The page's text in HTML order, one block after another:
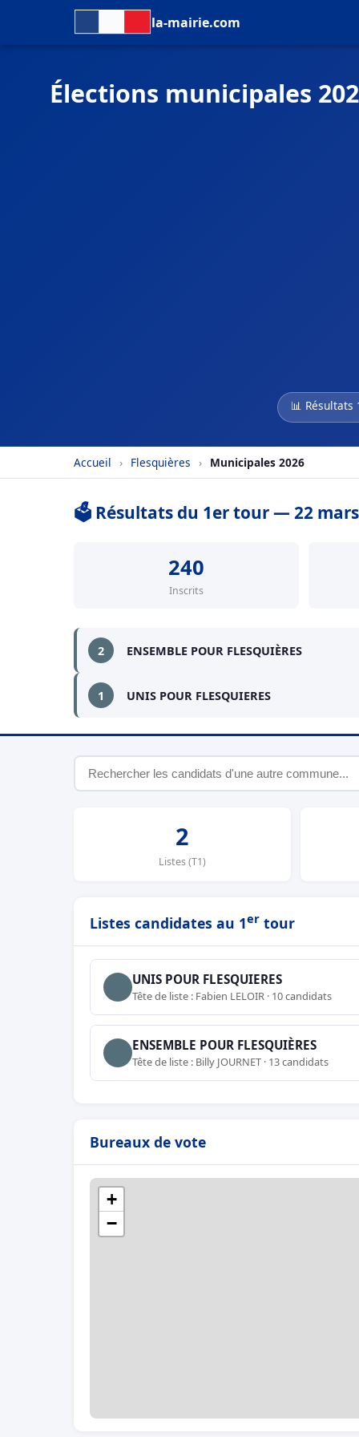
la-mairie.com
Élections municipales
📊 Résultats
Accueil › Flesquières › Municipales 2026
🗳️ Résultats du 1er tour — 22
240
Inscrits
2 ENSEMBLE POUR FLESQUIÈRES
1 UNIS POUR FLESQUIERES
2
Listes (T1)
Listes candidates au 1er tour
UNIS POUR FLESQUIERES
Tête de liste : Fabien LELOIR · 10 candidats
ENSEMBLE POUR FLESQUIÈRES
Tête de liste : Billy JOURNET · 13 candidats
Bureaux de vote
+
−